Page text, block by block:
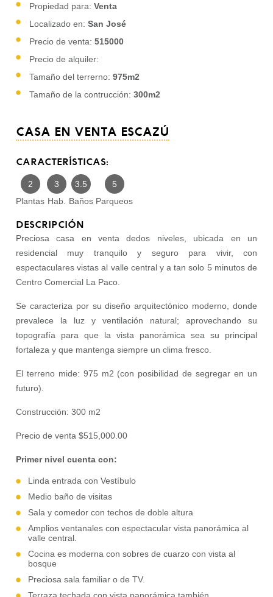
Propiedad para: Venta
Localizado en: San José
Precio de venta: 515000
Precio de alquiler:
Tamaño del terrerno: 975m2
Tamaño de la contrucción: 300m2
CASA EN VENTA ESCAZÚ
CARACTERÍSTICAS:
2
Plantas
3
Hab.
3.5
Baños
5
Parqueos
DESCRIPCIÓN
Preciosa casa en venta dedos niveles, ubicada en un
residencial muy tranquilo y seguro para vivir, con
espectaculares vistas al valle central y a tan solo 5 minutos de
Centro Comercial La Paco.
Se caracteriza por su diseño arquitectónico moderno, donde
prevalece la luz y ventilación natural; aprovechando su
topografía para que la vista panorámica sea su principal
fortaleza y que mantenga siempre un clima fresco.
El terreno mide: 975 m2 (con posibilidad de segregar en un
futuro).
Construcción: 300 m2
Precio de venta $515,000.00
Primer nivel cuenta con:
Linda entrada con Vestíbulo
Medio baño de visitas
Sala y comedor con techos de doble altura
Amplios ventanales con espectacular vista panorámica al
valle central.
Cocina es moderna con sobres de cuarzo con vista al
bosque
Preciosa sala familiar o de TV.
Terraza techada con vista panorámica también.